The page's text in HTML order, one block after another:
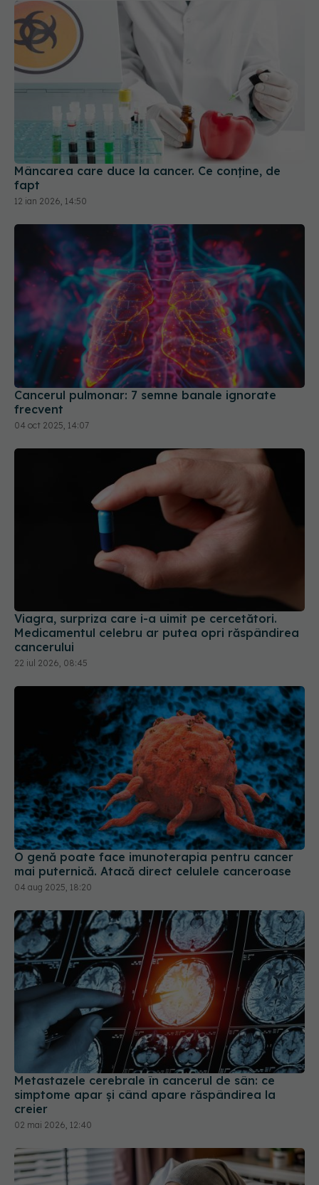
Mâncarea care duce la cancer. Ce conține, de
fapt
12 ian 2026, 14:50
Cancerul pulmonar: 7 semne banale ignorate
frecvent
04 oct 2025, 14:07
Viagra, surpriza care i-a uimit pe cercetători.
Medicamentul celebru ar putea opri răspândirea
cancerului
22 iul 2026, 08:45
O genă poate face imunoterapia pentru cancer
mai puternică. Atacă direct celulele canceroase
04 aug 2025, 18:20
Metastazele cerebrale în cancerul de sân: ce
simptome apar și când apare răspândirea la
creier
02 mai 2026, 12:40